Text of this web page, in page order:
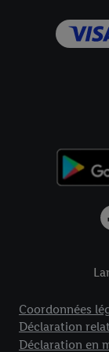
Coordonnées
Déclaration
Déclaration en
pour l’avenir
données
Vous